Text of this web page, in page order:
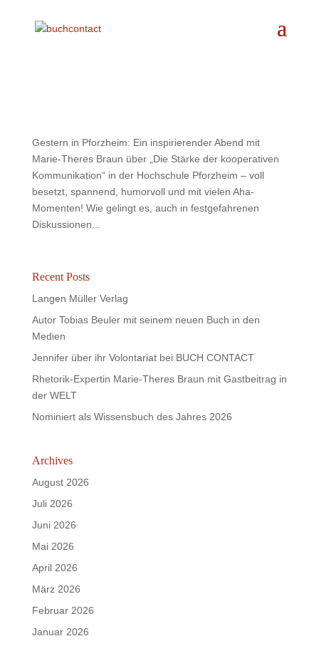
Gestern in Pforzheim: Ein inspirierender Abend mit
Marie-Theres Braun über „Die Stärke der kooperativen
Kommunikation“ in der Hochschule Pforzheim – voll
besetzt, spannend, humorvoll und mit vielen Aha-
Momenten! Wie gelingt es, auch in festgefahrenen
Diskussionen...
Recent Posts
Langen Müller Verlag
Autor Tobias Beuler mit seinem neuen Buch in den
Medien
Jennifer über ihr Volontariat bei BUCH CONTACT
Rhetorik-Expertin Marie-Theres Braun mit Gastbeitrag in
der WELT
Nominiert als Wissensbuch des Jahres 2026
Archives
August 2026
Juli 2026
Juni 2026
Mai 2026
April 2026
März 2026
Februar 2026
Januar 2026